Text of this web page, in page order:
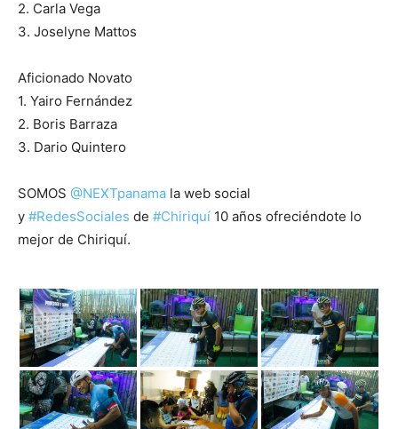
2. Carla Vega
3. Joselyne Mattos
Aficionado Novato
1. Yairo Fernández
2. Boris Barraza
3. Dario Quintero
SOMOS @NEXTpanama la web social
y #RedesSociales de #Chiriquí 10 años ofreciéndote lo
mejor de Chiriquí.